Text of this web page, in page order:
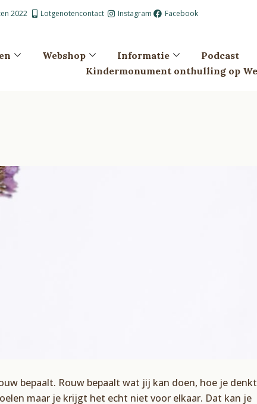
2022 Lotgenotencontact Instagram Facebook
Webshop Informatie Podcast
Kindermonument onthulling op
bepaalt. Rouw bepaalt wat jij kan doen, hoe je
maar je krijgt het echt niet voor elkaar. Dat kan je